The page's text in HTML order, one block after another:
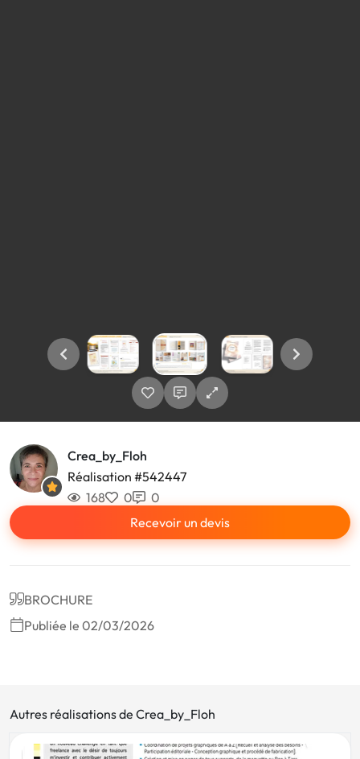
Crea_by_Floh
Réalisation #542447
168
0
0
Recevoir un devis
BROCHURE
Publiée le 02/03/2026
Autres réalisations de Crea_by_Floh